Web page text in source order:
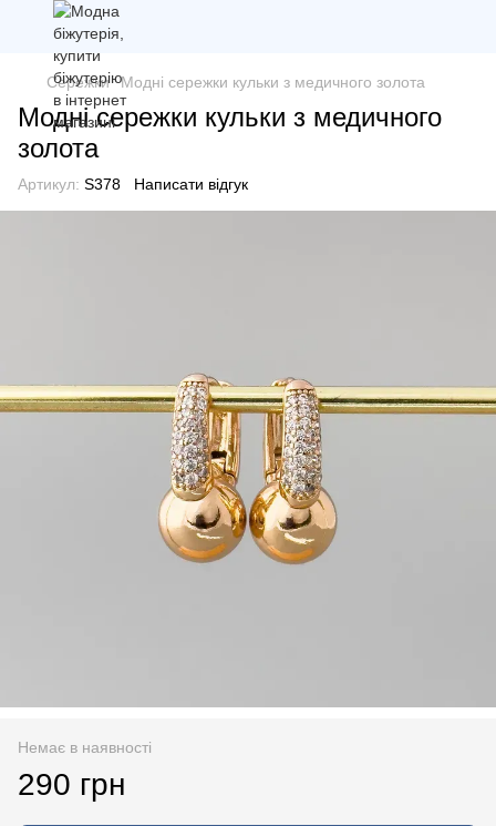
Сережки Модні сережки кульки з медичного золота
Модні сережки кульки з медичного
золота
Артикул: S378 Написати відгук
Немає в наявності
290 грн